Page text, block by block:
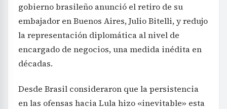
gobierno brasileño anunció el retiro de su
embajador en Buenos Aires, Julio Bitelli, y redujo
la representación diplomática al nivel de
encargado de negocios, una medida inédita en
décadas.
Desde Brasil consideraron que la persistencia
en las ofensas hacia Lula hizo «inevitable» esta